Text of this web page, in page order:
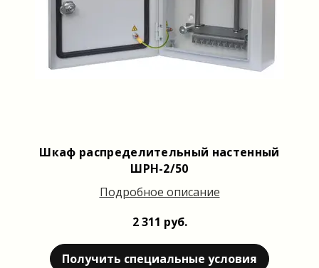
Шкаф распределительный настенный
ШРН-2/50
Подробное описание
2 311 руб.
Получить специальные условия